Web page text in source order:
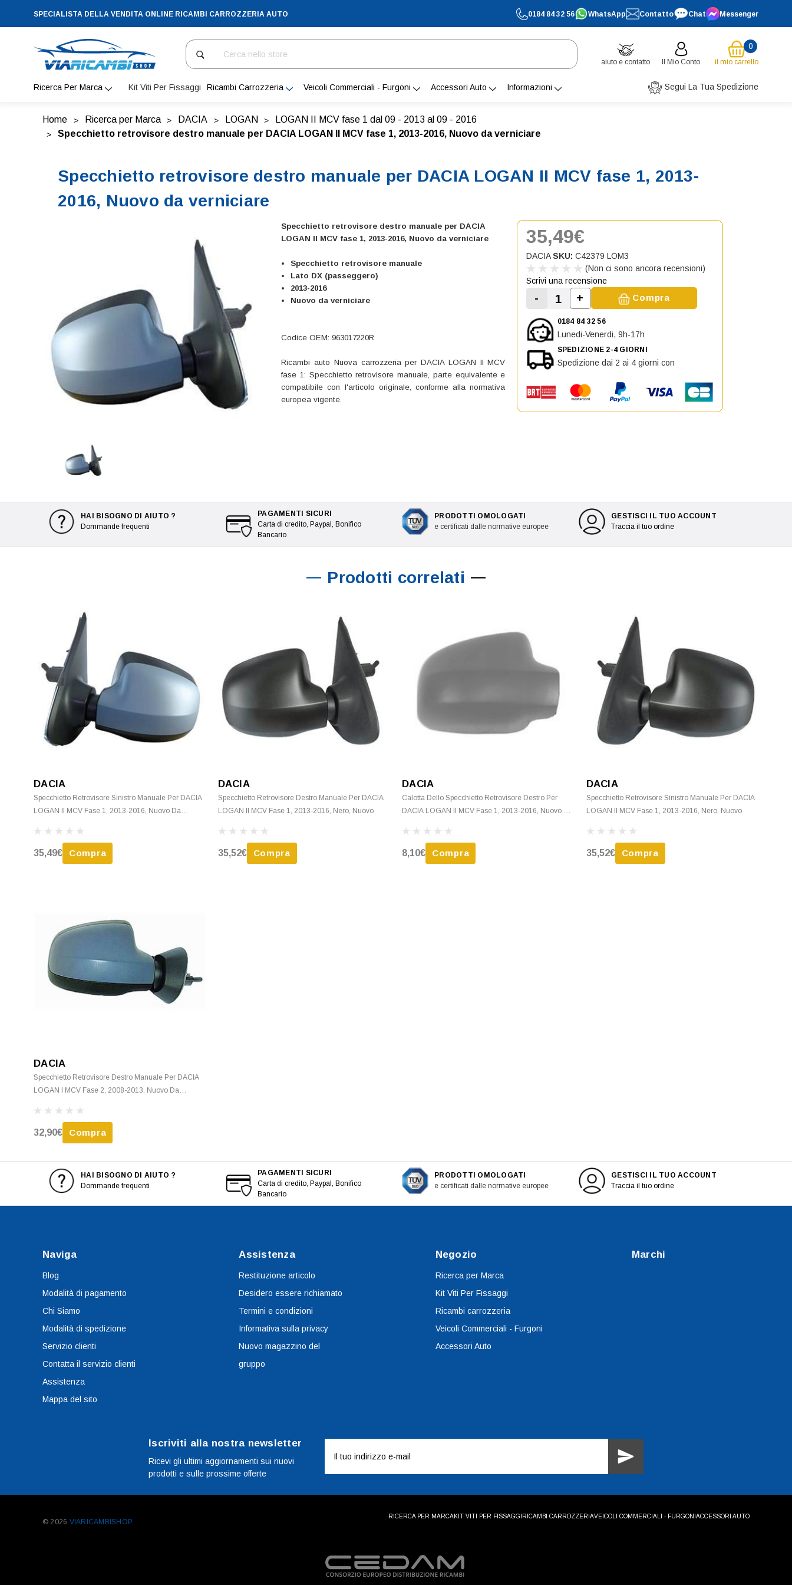
SPECIALISTA DELLA VENDITA ONLINE RICAMBI CARROZZERIA AUTO 0184 84 32 56 WhatsApp Contatto Chat Messenger
Cerca
aiuto e contatto Il Mio Conto
0
il mio carrello
Ricerca Per Marca Kit Viti Per Fissaggi Ricambi Carrozzeria Veicoli Commerciali - Furgoni Accessori Auto Informazioni Segui La Tua Spedizione
Home Ricerca per Marca DACIA LOGAN
LOGAN II MCV fase 1 dal 09 - 2013 al 09 - 2016
Specchietto retrovisore destro manuale per DACIA LOGAN II MCV fase 1, 2013-2016, Nuovo da verniciare
Specchietto retrovisore destro manuale per DACIA LOGAN II MCV fase 1, 2013-
2016, Nuovo da verniciare
Specchietto retrovisore destro manuale per DACIA
LOGAN II MCV fase 1, 2013-2016, Nuovo da verniciare
Specchietto retrovisore manuale
Lato DX (passeggero)
2013-2016
Nuovo da verniciare
Codice OEM: 963017220R
Ricambi auto Nuova carrozzeria per DACIA LOGAN II MCV
fase 1: Specchietto retrovisore manuale, parte equivalente e
compatibile con l'articolo originale, conforme alla normativa
europea vigente.
35,49€
DACIA SKU: C42379 LOM3
(Non ci sono ancora recensioni)
Scrivi una recensione
Diminuisci la quantità di Specchietto retrovisore
-
Aumenta la quantità di Specchietto
+ Compra
0184 84 32 56
Lunedi-Venerdi, 9h-17h
SPEDIZIONE 2-4 GIORNI
Spedizione dai 2 ai 4 giorni con
HAI BISOGNO DI AIUTO ?
Dommande frequenti
PAGAMENTI SICURI
Carta di credito, Paypal, Bonifico
Bancario
PRODOTTI OMOLOGATI
e certificati dalle normative europee
GESTISCI IL TUO ACCOUNT
Traccia il tuo ordine
Prodotti correlati
DACIA
Specchietto Retrovisore Sinistro Manuale Per DACIA
LOGAN II MCV Fase 1, 2013-2016, Nuovo Da
35,49€ Compra
DACIA
Specchietto Retrovisore Destro Manuale Per DACIA
LOGAN II MCV Fase 1, 2013-2016, Nero, Nuovo
35,52€ Compra
DACIA
Calotta Dello Specchietto Retrovisore Destro Per
DACIA LOGAN II MCV Fase 1, 2013-2016, Nuovo Da
8,10€ Compra
DACIA
Specchietto Retrovisore Sinistro Manuale Per DACIA
LOGAN II MCV Fase 1, 2013-2016, Nero, Nuovo
35,52€ Compra
DACIA
Specchietto Retrovisore Destro Manuale Per DACIA
LOGAN I MCV Fase 2, 2008-2013, Nuovo Da
32,90€ Compra
HAI BISOGNO DI AIUTO ?
Dommande frequenti
PAGAMENTI SICURI
Carta di credito, Paypal, Bonifico
Bancario
PRODOTTI OMOLOGATI
e certificati dalle normative europee
GESTISCI IL TUO ACCOUNT
Traccia il tuo ordine
Naviga
Blog
Modalità di pagamento
Chi Siamo
Modalità di spedizione
Servizio clienti
Contatta il servizio clienti
Assistenza
Mappa del sito
Assistenza
Restituzione articolo
Desidero essere richiamato
Termini e condizioni
Informativa sulla privacy
Nuovo magazzino del
gruppo
Negozio
Ricerca per Marca
Kit Viti Per Fissaggi
Ricambi carrozzeria
Veicoli Commerciali - Furgoni
Accessori Auto
Marchi
Iscriviti alla nostra newsletter
Ricevi gli ultimi aggiornamenti sui nuovi
prodotti e sulle prossime offerte
mail
© 2026 VIARICAMBISHOP.
RICERCA PER MARCAKIT VITI PER FISSAGGI RICAMBI CARROZZERIAVEICOLI COMMERCIALI - FURGONI ACCESSORI AUTO